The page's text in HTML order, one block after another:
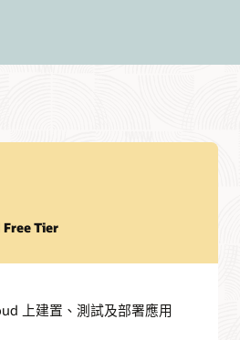
Free Tier
上建置、測試及部署應用